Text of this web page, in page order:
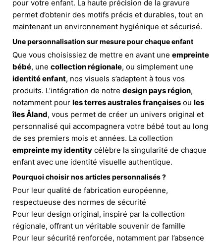
pour votre enfant. La haute précision de la gravure
permet d’obtenir des motifs précis et durables, tout en
maintenant un environnement hygiénique et sécurisé.
Une personnalisation sur mesure pour chaque enfant
Que vous choisissiez de mettre en avant une empreinte
bébé, une collection régionale, ou simplement une
identité enfant, nos visuels s’adaptent à tous vos
produits. L’intégration de notre design pays région,
notamment pour les terres australes françaises ou les
îles Åland, vous permet de créer un univers original et
personnalisé qui accompagnera votre bébé tout au long
de ses premiers mois et années. La collection
empreinte my identity célèbre la singularité de chaque
enfant avec une identité visuelle authentique.
Pourquoi choisir nos articles personnalisés ?
Pour leur qualité de fabrication européenne,
respectueuse des normes de sécurité
Pour leur design original, inspiré par la collection
régionale, offrant un véritable souvenir de famille
Pour leur sécurité renforcée, notamment par l’absence